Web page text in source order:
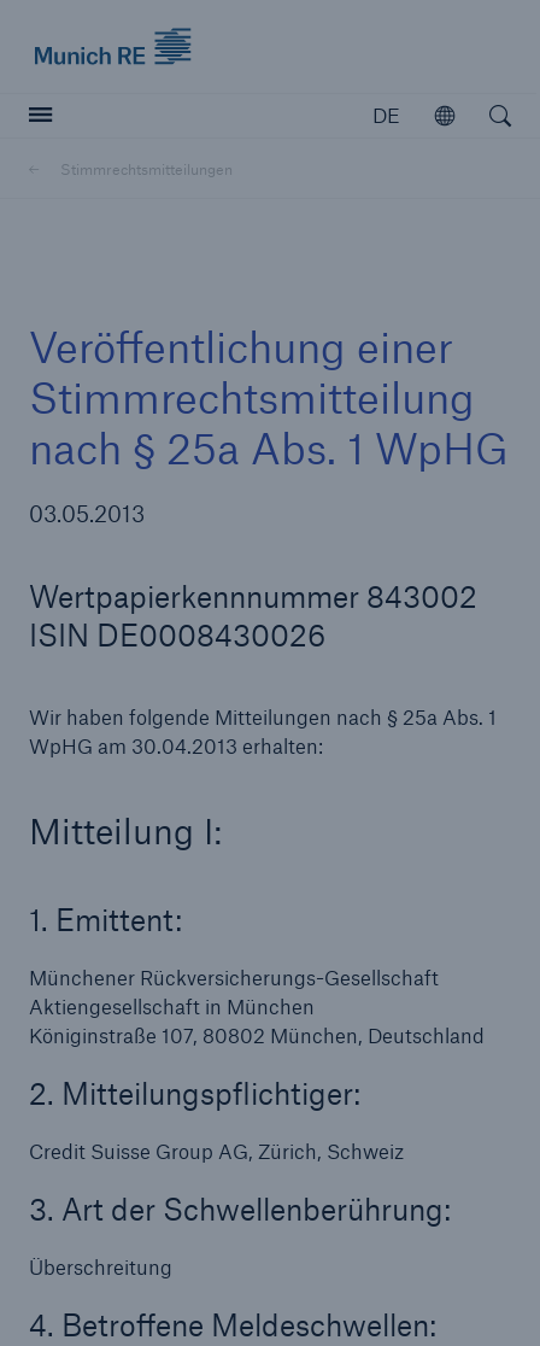
DE
Öffnen
Stimmrechtsmitteilungen
Veröffentlichung einer
Stimmrechtsmitteilung
nach § 25a Abs. 1 WpHG
03.05.2013
Wertpapierkennnummer 843002
ISIN DE0008430026
Wir haben folgende Mitteilungen nach § 25a Abs. 1
WpHG am 30.04.2013 erhalten:
Mitteilung I:
1. Emittent:
Münchener Rückversicherungs-Gesellschaft
Aktiengesellschaft in München
Königinstraße 107, 80802 München, Deutschland
2. Mitteilungspflichtiger:
Credit Suisse Group AG, Zürich, Schweiz
3. Art der Schwellenberührung:
Überschreitung
4. Betroffene Meldeschwellen:
Reinsurance Property/Casualty